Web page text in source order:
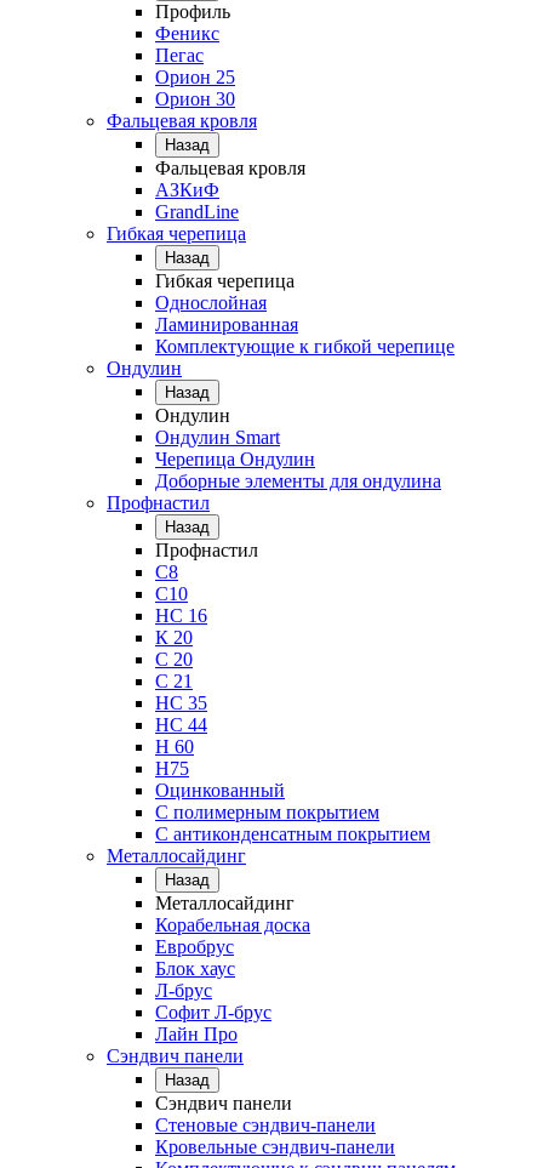
Профиль
Феникс
Пегас
Орион 25
Орион 30
Фальцевая кровля
Назад
Фальцевая кровля
АЗКиФ
GrandLine
Гибкая черепица
Назад
Гибкая черепица
Однослойная
Ламинированная
Комплектующие к гибкой черепице
Ондулин
Назад
Ондулин
Ондулин Smart
Черепица Ондулин
Доборные элементы для ондулина
Профнастил
Назад
Профнастил
С8
С10
НС 16
К 20
С 20
С 21
НС 35
НС 44
Н 60
Н75
Оцинкованный
С полимерным покрытием
С антиконденсатным покрытием
Металлосайдинг
Назад
Металлосайдинг
Корабельная доска
Евробрус
Блок хаус
Л-брус
Софит Л-брус
Лайн Про
Сэндвич панели
Назад
Сэндвич панели
Стеновые сэндвич-панели
Кровельные сэндвич-панели